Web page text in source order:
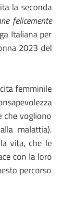
la seconda
felicemente
Italiana per
2023 del
femminile
che vogliono
malattia).
vita, che le
con la loro
percorso